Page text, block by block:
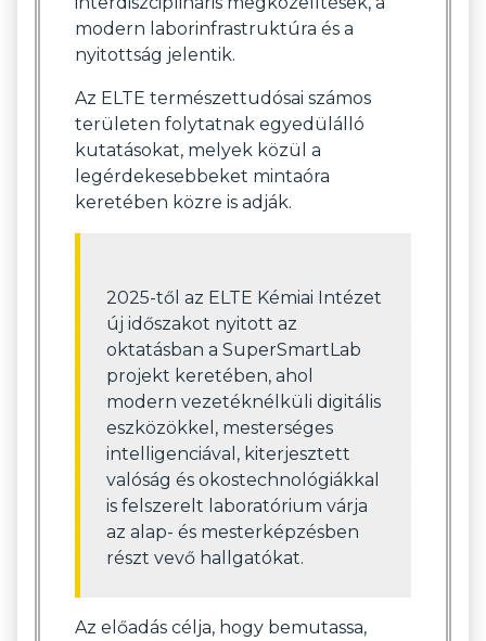
modern laborinfrastruktúra és a
nyitottság jelentik.
Az ELTE természettudósai számos
területen folytatnak egyedülálló
kutatásokat, melyek közül a
legérdekesebbeket mintaóra
keretében közre is adják.
2025-től az ELTE Kémiai Intézet
új időszakot nyitott az
oktatásban a SuperSmartLab
projekt keretében, ahol
modern vezetéknélküli digitális
eszközökkel, mesterséges
intelligenciával, kiterjesztett
valóság és okostechnológiákkal
is felszerelt laboratórium várja
az alap- és mesterképzésben
részt vevő hallgatókat.
Az előadás célja, hogy bemutassa,